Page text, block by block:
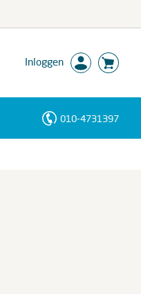
Inloggen
010-4731397